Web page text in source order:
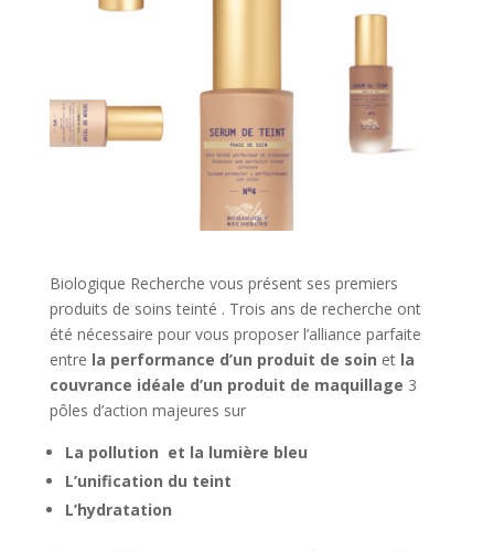
Biologique Recherche vous présent ses premiers
produits de soins teinté . Trois ans de recherche ont
été nécessaire pour vous proposer l’alliance parfaite
entre la performance d’un produit de soin et la
couvrance idéale d’un produit de maquillage 3
pôles d’action majeures sur
La pollution et la lumière bleu
L’unification du teint
L’hydratation